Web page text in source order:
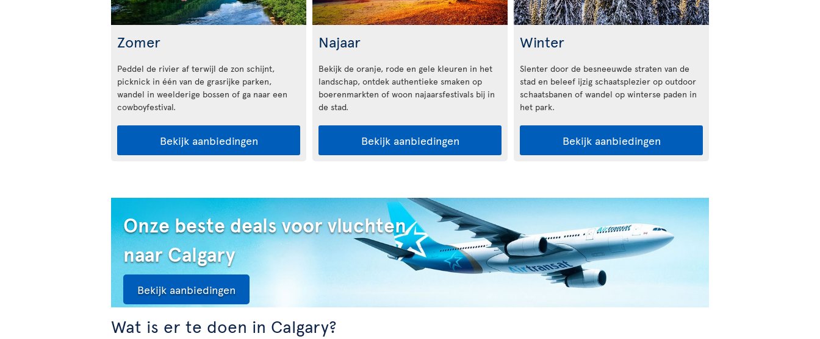
Zomer
Peddel de rivier af terwijl de zon schijnt,
picknick in één van de grasrijke parken,
wandel in weelderige bossen of ga naar een
cowboyfestival.
Bekijk aanbiedingen
Najaar
Bekijk de oranje, rode en gele kleuren in het
landschap, ontdek authentieke smaken op
boerenmarkten of woon najaarsfestivals bij in
de stad.
Bekijk aanbiedingen
Winter
Slenter door de besneeuwde straten van de
stad en beleef ijzig schaatsplezier op outdoor
schaatsbanen of wandel op winterse paden in
het park.
Bekijk aanbiedingen
Onze beste deals voor vluchten
naar Calgary
Bekijk aanbiedingen
Wat is er te doen in Calgary?